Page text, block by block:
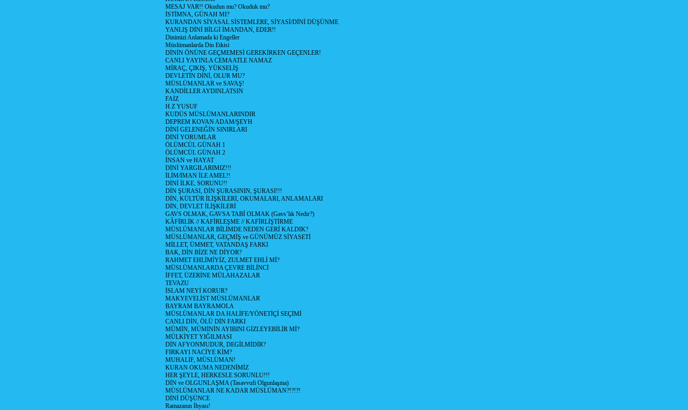
MESAJ VAR!! Okudun mu? Okuduk mu?
İSTİMNA, GÜNAH MI?
KURANDAN SİYASAL SİSTEMLERE, SİYASİ/DİNİ DÜŞÜNME
YANLIŞ DİNİ BİLGİ İMANDAN, EDER!!
Dinimizi Anlamada ki Engeller
Müslümanlarda Din Etkisi
DİNİN ÖNÜNE GEÇMEMESİ GEREKİRKEN GEÇENLER!
CANLI YAYINLA CEMAATLE NAMAZ
MİRAÇ, ÇIKIŞ, YÜKSELİŞ
DEVLETİN DİNİ, OLUR MU?
MÜSLÜMANLAR ve SAVAŞ!
KANDİLLER AYDINLATSIN
FAİZ
H.Z YUSUF
KUDÜS MÜSLÜMANLARINDIR
DEPREM KOVAN ADAM/ŞEYH
DİNİ GELENEĞİN SINIRLARI
DİNİ YORUMLAR
ÖLÜMCÜL GÜNAH 1
ÖLÜMCÜL GÜNAH 2
İNSAN ve HAYAT
DİNİ YARGILARIMIZ!!!
İLİM/İMAN İLE AMEL!!
DİNİ İLKE, SORUNU!!
DİN ŞURASI, DİN ŞURASININ, ŞURASI!!!
DİN, KÜLTÜR İLİŞKİLERİ, OKUMALARI, ANLAMALARI
DİN, DEVLET İLİŞKİLERİ
GAVS OLMAK, GAVSA TABİ OLMAK (Gavs’lık Nedir?)
KÂFİRLİK // KAFİRLEŞME // KAFİRLİŞTİRME
MÜSLÜMANLAR BİLİMDE NEDEN GERİ KALDIK?
MÜSLÜMANLAR, GEÇMİŞ ve GÜNÜMÜZ SİYASETİ
MİLLET, ÜMMET, VATANDAŞ FARKI
BAK, DİN BİZE NE DİYOR?
RAHMET EHLİMİYİZ, ZULMET EHLİ Mİ?
MÜSLÜMANLARDA ÇEVRE BİLİNCİ
İFFET, ÜZERİNE MÜLAHAZALAR
TEVAZU
İSLAM NEYİ KORUR?
MAKYEVELİST MÜSLÜMANLAR
BAYRAM BAYRAMOLA
MÜSLÜMANLAR DA HALİFE/YÖNETİÇİ SEÇİMİ
CANLI DİN, ÖLÜ DİN FARKI
MÜMİN, MÜMİNİN AYIBINI GİZLEYEBİLİR Mİ?
MÜLKİYET YIĞILMASI
DİN AFYONMUDUR, DEGİLMİDİR?
FIRKAYI NACİYE KİM?
MUHALİF, MÜSLÜMAN!
KURAN OKUMA NEDENİMİZ
HER ŞEYLE, HERKESLE SORUNLU!!!
DİN ve OLGUNLAŞMA (Tasavvufi Olgunlaşma)
MÜSLÜMANLAR NE KADAR MÜSLÜMAN?!?!?!
DİNİ DÜŞÜNCE
Ramazanın İhyası!